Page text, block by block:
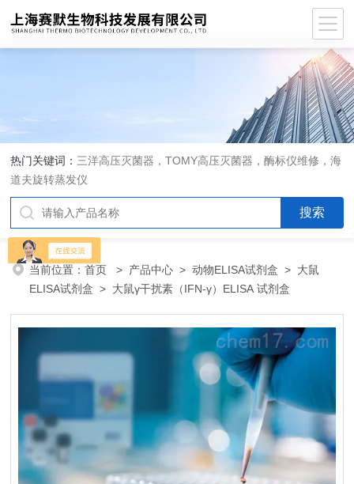
热门关键词： 三洋高压灭菌器，TOMY高压灭菌器，酶标仪维修，海
道夫旋转蒸发仪
当前位置：首页 > 产品中心 >动物ELISA试剂盒 > 大鼠
ELISA试剂盒 > 大鼠γ干扰素（IFN-γ）ELISA 试剂盒